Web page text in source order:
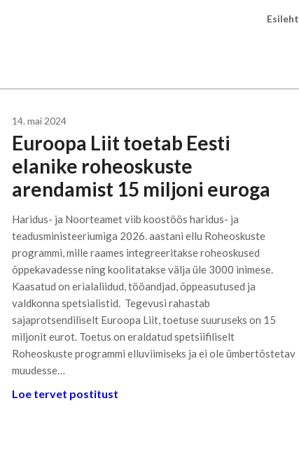
Esileht
14. mai 2024
Euroopa Liit toetab Eesti
elanike roheoskuste
arendamist 15 miljoni euroga
Haridus- ja Noorteamet viib koostöös haridus- ja
teadusministeeriumiga 2026. aastani ellu Roheoskuste
programmi, mille raames integreeritakse roheoskused
õppekavadesse ning koolitatakse välja üle 3000 inimese.
Kaasatud on erialaliidud, tööandjad, õppeasutused ja
valdkonna spetsialistid. Tegevusi rahastab
sajaprotsendiliselt Euroopa Liit, toetuse suuruseks on 15
miljonit eurot. Toetus on eraldatud spetsiifiliselt
Roheoskuste programmi elluviimiseks ja ei ole ümbertõstetav
muudesse…
Loe tervet postitust